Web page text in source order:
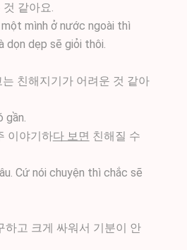
같아요.
mình ở nước ngoài thì
dọn dẹp sẽ giỏi thôi.
친해지기가 어려운 것 같아
gần.
이야기하다 보면 친해질 수
Cứ nói chuyện thì chắc sẽ
하고 크게 싸워서 기분이 안